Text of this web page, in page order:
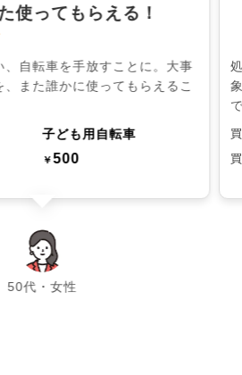
使ってもらえる！
、自転車を手放すことに。大事
また誰かに使ってもらえるこ
子ども用自転車
￥500
50代・女性
chevron_left chevron_right